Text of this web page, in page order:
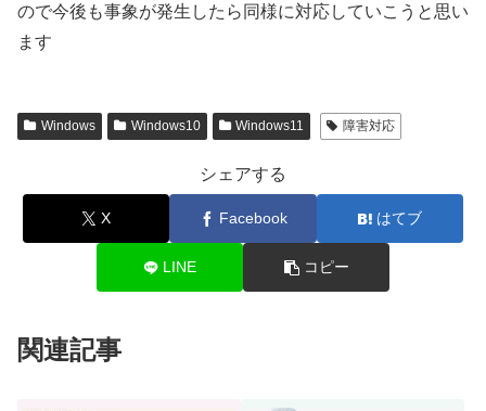
ので今後も事象が発生したら同様に対応していこうと思い
ます
Windows Windows10 Windows11 障害対応
シェアする
X Facebook はてブ
LINE コピー
関連記事